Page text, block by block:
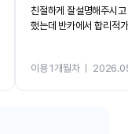
친절하게 잘설명해주시
했는데 반카에서 합리적
이용 1개월차ㅣ